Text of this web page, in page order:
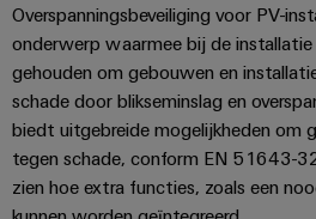
spoorvervoer
Traditionele
energie
De
toekomst
voor
bewezen
Werkplek
en
accessoires
Tools
Overspanningsbeveiliging voor PV-
onderwerp waarmee bij de
gehouden om gebouwen en
schade door blikseminslag en
biedt uitgebreide mogelijkheden om
tegen schade, conform EN 51643-
zien hoe extra functies, zoals een